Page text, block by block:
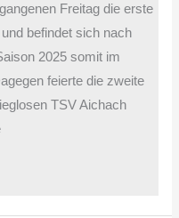
Freitag die erste
befindet sich nach
2025 somit im
feierte die zweite
TSV Aichach